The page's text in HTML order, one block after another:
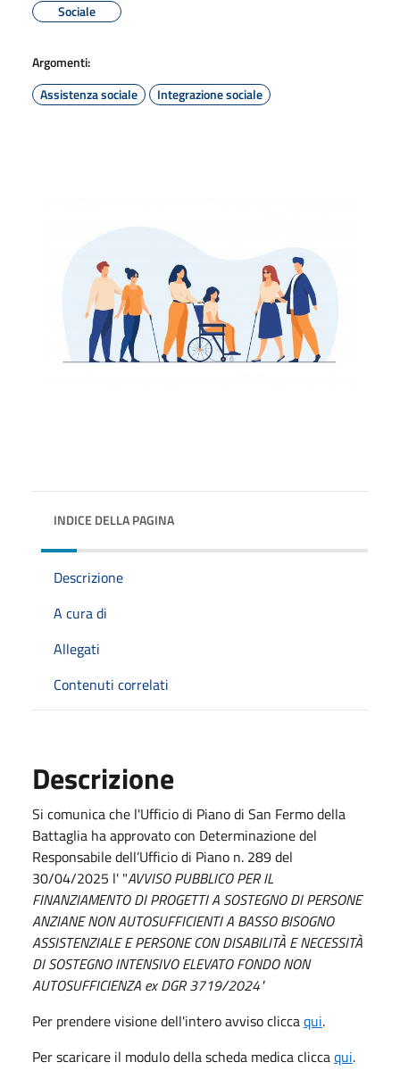
Sociale
Argomenti:
Assistenza sociale
Integrazione sociale
INDICE DELLA PAGINA
Descrizione
A cura di
Allegati
Contenuti correlati
Descrizione
Si comunica che l'Ufficio di Piano di San Fermo della
Battaglia ha approvato con Determinazione del
Responsabile dell’Ufficio di Piano n. 289 del
30/04/2025 l' "AVVISO PUBBLICO PER IL
FINANZIAMENTO DI PROGETTI A SOSTEGNO DI PERSONE
ANZIANE NON AUTOSUFFICIENTI A BASSO BISOGNO
ASSISTENZIALE E PERSONE CON DISABILITÀ E NECESSITÀ
DI SOSTEGNO INTENSIVO ELEVATO FONDO NON
AUTOSUFFICIENZA ex DGR 3719/2024"
Per prendere visione dell'intero avviso cliccaqui.
Per scaricare il modulo della scheda medica cliccaqui.